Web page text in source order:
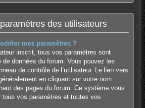
des utilisateurs
mes paramètres ?
inscrit, tous vos paramètres sont
données du forum. Vous pouvez les
de contrôle de l’utilisateur. Le lien vers
en cliquant sur votre nom
des pages du forum. Ce système vous
tous vos paramètres et toutes vos